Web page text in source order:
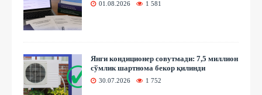
01.08.2026 1 581
Янги кондиционер совутмади: 7,5 миллион
сўмлик шартнома бекор қилинди
30.07.2026 1 752